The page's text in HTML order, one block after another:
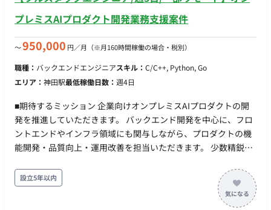
プレミスAIプロダクト開発業務支援案件
〜950,000 円／月 （※月160時間稼働の場合・税別）
職種： バックエンドエンジニアスキル： C/C++, Python, Go
エリア： 神田駅最低稼働日数： 週4日
■期待するミッション 企業向けオンプレミスAIプロダクトの開
発を推進していただきます。 バックエンド開発を中心に、フロ
ントエンドやインフラ領域にも関与しながら、プロダクトの機
能開発・品質向上・運用改善を担当いただきます。 少数精鋭の
など上流工程にも携わり、事業成長を支える中核エンジニアと
してご活躍いただくことを期待しています。 ■業務内容・担当
工程 【AIプロダクトのバックエンド開発】 ・Pythonを用いた
設立5年以内